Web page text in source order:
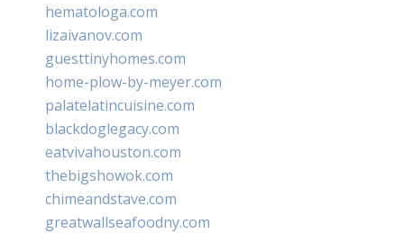
hematologa.com
lizaivanov.com
guesttinyhomes.com
home-plow-by-meyer.com
palatelatincuisine.com
blackdoglegacy.com
eatvivahouston.com
thebigshowok.com
chimeandstave.com
greatwallseafoodny.com